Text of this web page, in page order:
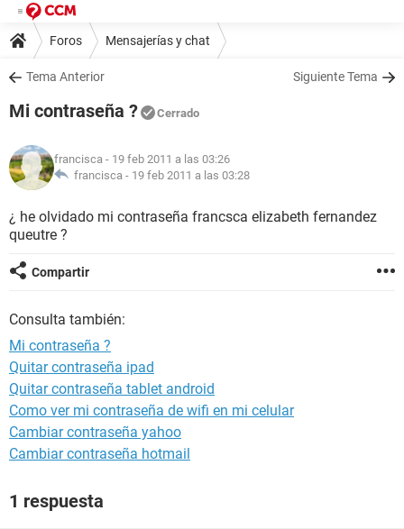
Foros Mensajerías y chat
Tema Anterior Siguiente Tema
Mi contraseña ? Cerrado
francisca - 19 feb 2011 a las 03:26
francisca - 19 feb 2011 a las 03:28
¿ he olvidado mi contraseña francsca elizabeth fernandez
queutre ?
Compartir
Consulta también:
Mi contraseña ?
Quitar contraseña ipad
Quitar contraseña tablet android
Como ver mi contraseña de wifi en mi celular
Cambiar contraseña yahoo
Cambiar contraseña hotmail
1 respuesta